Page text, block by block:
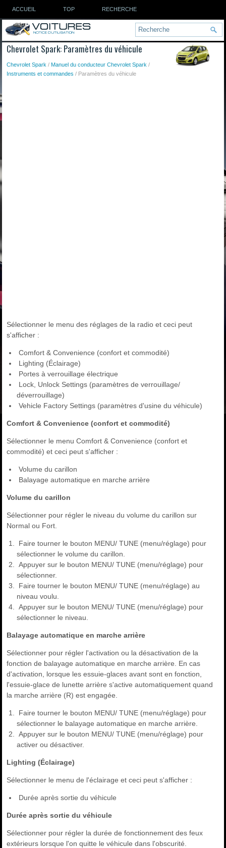
ACCUEIL TOP RECHERCHE
Chevrolet Spark: Paramètres du véhicule
Chevrolet Spark /Manuel du conducteur Chevrolet Spark /
Instruments et commandes / Paramètres du véhicule
Sélectionner le menu des réglages de la radio et ceci peut
s'afficher :
Comfort & Convenience (confort et commodité)
Lighting (Éclairage)
Portes à verrouillage électrique
Lock, Unlock Settings (paramètres de verrouillage/
déverrouillage)
Vehicle Factory Settings (paramètres d'usine du véhicule)
Comfort & Convenience (confort et commodité)
Sélectionner le menu Comfort & Convenience (confort et
commodité) et ceci peut s'afficher :
Volume du carillon
Balayage automatique en marche arrière
Volume du carillon
Sélectionner pour régler le niveau du volume du carillon sur
Normal ou Fort.
Faire tourner le bouton MENU/ TUNE (menu/réglage) pour
sélectionner le volume du carillon.
Appuyer sur le bouton MENU/ TUNE (menu/réglage) pour
sélectionner.
Faire tourner le bouton MENU/ TUNE (menu/réglage) au
niveau voulu.
Appuyer sur le bouton MENU/ TUNE (menu/réglage) pour
sélectionner le niveau.
Balayage automatique en marche arrière
Sélectionner pour régler l'activation ou la désactivation de la
fonction de balayage automatique en marche arrière. En cas
d'activation, lorsque les essuie-glaces avant sont en fonction,
l'essuie-glace de lunette arrière s'active automatiquement quand
la marche arrière (R) est engagée.
Faire tourner le bouton MENU/ TUNE (menu/réglage) pour
sélectionner le balayage automatique en marche arrière.
Appuyer sur le bouton MENU/ TUNE (menu/réglage) pour
activer ou désactiver.
Lighting (Éclairage)
Sélectionner le menu de l'éclairage et ceci peut s'afficher :
Durée après sortie du véhicule
Durée après sortie du véhicule
Sélectionner pour régler la durée de fonctionnement des feux
extérieurs lorsque l'on quitte le véhicule dans l'obscurité.